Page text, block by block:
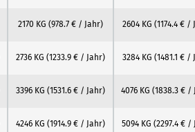
2170 KG (978.7 € / Jahr) 2604 KG (1174.4 € /
2736 KG (1233.9 € / Jahr) 3284 KG (1481.1 € /
3396 KG (1531.6 € / Jahr) 4076 KG (1838.3 € /
4246 KG (1914.9 € / Jahr) 5094 KG (2297.4 € /